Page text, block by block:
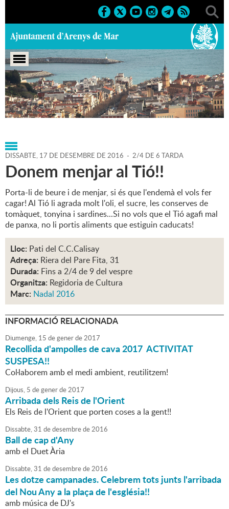
Portada > Agenda > 17-12-
2016 > Marcs > Culturals > 2016 > Nadal 2016
DISSABTE, 17 DE DESEMBRE DE 2016 - 2/4 DE 6 TARDA
Donem menjar al Tió!!
Porta-li de beure i de menjar, si és que l'endemà el vols fer
cagar! Al Tió li agrada molt l'oli, el sucre, les conserves de
tomàquet, tonyina i sardines...Si no vols que el Tió agafi mal
de panxa, no li portis aliments que estiguin caducats!
Lloc: Pati del C.C.Calisay
Adreça: Riera del Pare Fita, 31
Durada: Fins a 2/4 de 9 del vespre
Organitza: Regidoria de Cultura
Marc: Nadal 2016
INFORMACIÓ RELACIONADA
Diumenge, 15 degenerde2017
Recollida d'ampolles de cava 2017 ACTIVITAT
SUSPESA!!
Col·laborem amb el medi ambient, reutilitzem!
Dijous, 5 degenerde2017
Arribada dels Reis de l'Orient
Els Reis de l'Orient que porten coses a la gent!!
Dissabte,31 dedesembrede2016
Ball de cap d'Any
amb el Duet Ària
Dissabte,31 dedesembrede2016
Les dotze campanades. Celebrem tots junts l'arribada
del Nou Any a la plaça de l'església!!
amb música de DJ's